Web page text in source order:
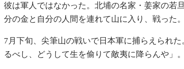
彼は軍人ではなかった。北埔の名家・姜家の若
分の金と自分の人間を連れて山に入り、戦った。
7月下旬、尖筆山の戦いで日本軍に捕らえられ
るべし、どうして生を偷りて敵夷に降らんや」。